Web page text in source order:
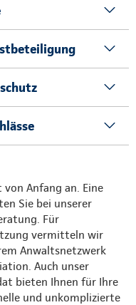
Anfang an. Eine
Sie bei unserer
Für
vermitteln wir
Anwaltsnetzwerk
Auch unser
bieten Ihnen für Ihre
und unkomplizierte